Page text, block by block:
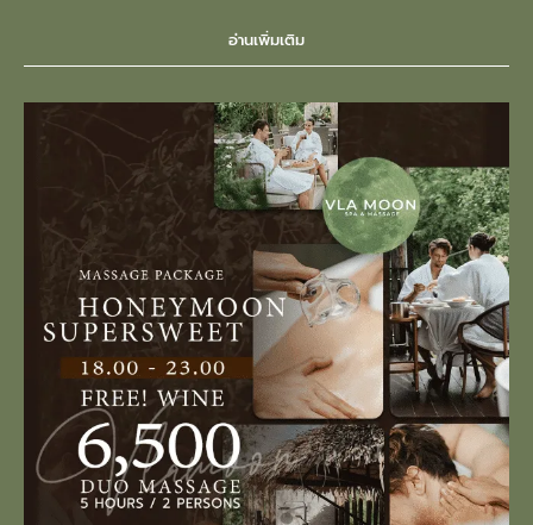
อ่านเพิ่มเติม